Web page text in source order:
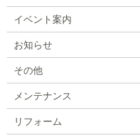
イベント案内
お知らせ
その他
メンテナンス
リフォーム